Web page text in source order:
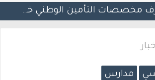
إسرائيل تحذر مواطنيها في اليونان من احتجاجات مرتبطة بحرب غزة
مدارس